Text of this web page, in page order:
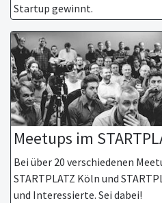
Startup gewinnt.
Meetups im
Bei über 20 verschiedenen
STARTPLATZ Köln und
und Interessierte. Sei dabei!